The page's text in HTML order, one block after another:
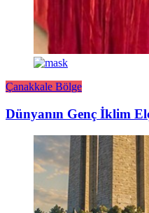
Çanakkale Bölge
Dünyanın Genç İklim